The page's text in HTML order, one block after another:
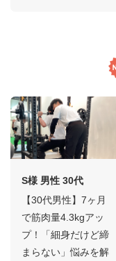
S様 男性 30代
【30代男性】7ヶ月
で筋肉量4.3kgアッ
プ！「細身だけど締
まらない」悩みを解